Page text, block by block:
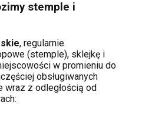
stemple i
, regularnie
(stemple), sklejkę i
w promieniu do
obsługiwanych
wraz z odległością od